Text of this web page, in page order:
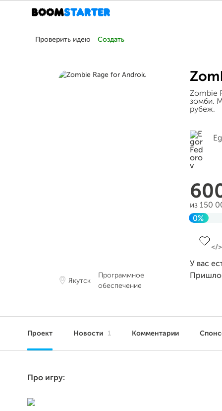
Проверить идею Создать
Якутск
Программное
обеспечение
Zombie
зомби.
рубеж.
из 150
0%
У вас
Проект Новости 1 Комментарии
Про игру: